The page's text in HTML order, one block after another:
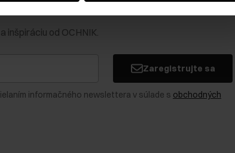
inšpiráciu od OCHNIK.
Zaregistrujte sa
informačného newslettera v súlade s obchodných